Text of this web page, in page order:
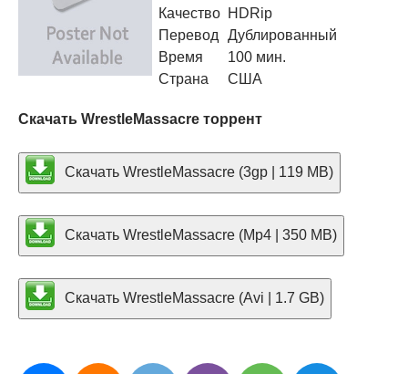
Качество HDRip
Перевод
Дублированный
Время
100 мин.
Страна
США
Скачать WrestleMassacre торрент
Скачать WrestleMassacre (3gp | 119 MB)
Скачать WrestleMassacre (Mp4 | 350 MB)
Скачать WrestleMassacre (Avi | 1.7 GB)